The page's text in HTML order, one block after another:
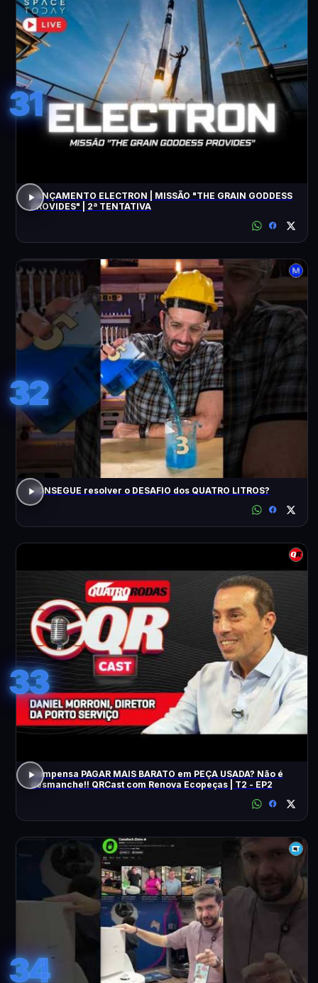
31
LANÇAMENTO ELECTRON | MISSÃO "THE GRAIN GODDESS
PROVIDES" | 2ª TENTATIVA
32
CONSEGUE resolver o DESAFIO dos QUATRO LITROS?
33
Compensa PAGAR MAIS BARATO em PEÇA USADA? Não é
desmanche!! QRCast com Renova Ecopeças | T2 - EP2
34